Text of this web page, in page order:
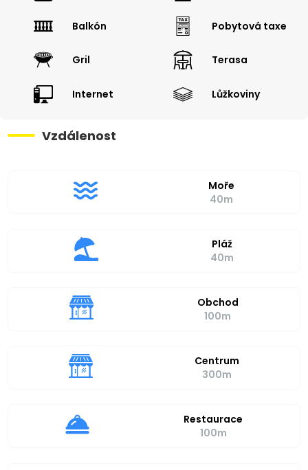
Balkón Pobytová taxe
Gril Terasa
Internet Lůžkoviny
Vzdálenost
Moře
40m
Pláž
40m
Obchod
100m
Centrum
300m
Restaurace
100m